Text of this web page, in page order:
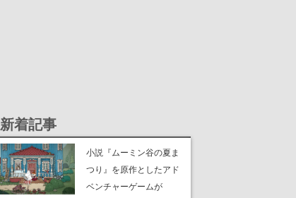
新着記事
小説『ムーミン谷の夏ま
つり』を原作としたアド
ベンチャーゲームが